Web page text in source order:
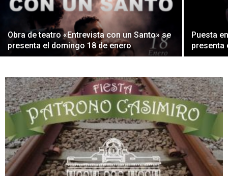
Obra de teatro «Entrevista con un Santo» se
presenta el domingo 18 de enero
Puesta
presenta